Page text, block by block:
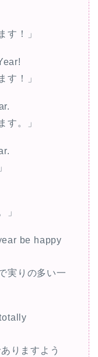
す！」
す！」
す。」
」
be happy
実りの多い一
りますよう